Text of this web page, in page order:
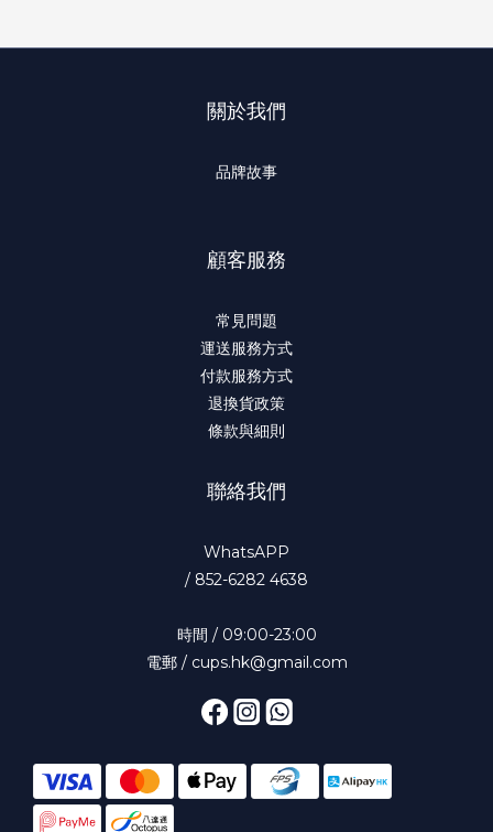
關於我們
品牌故事
顧客服務
常見問題
運送服務方式
付款服務方式
退換貨政策
條款與細則
聯絡我們
WhatsAPP
/ 852-6282 4638
時間 / 09:00-23:00
電郵 / cups.hk@gmail.com